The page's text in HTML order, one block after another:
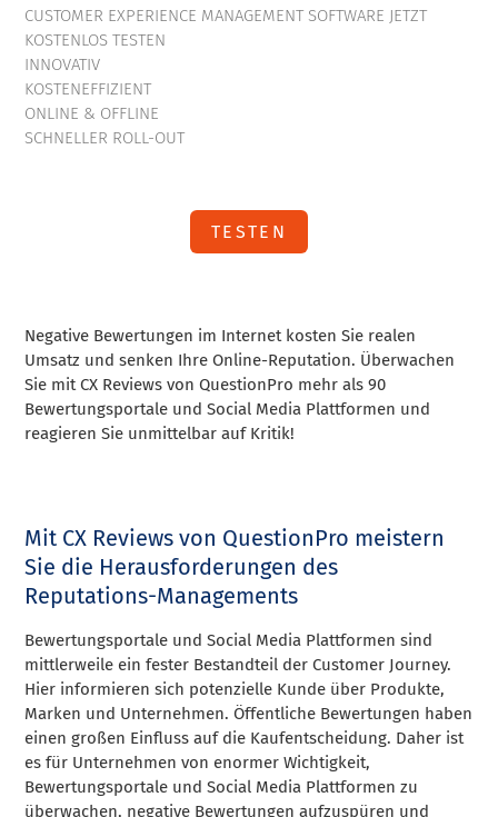
CUSTOMER EXPERIENCE MANAGEMENT SOFTWARE JETZT
KOSTENLOS TESTEN
INNOVATIV
KOSTENEFFIZIENT
ONLINE & OFFLINE
SCHNELLER ROLL-OUT
TESTEN
Negative Bewertungen im Internet kosten Sie realen
Umsatz und senken Ihre Online-Reputation. Überwachen
Sie mit CX Reviews von QuestionPro mehr als 90
Bewertungsportale und Social Media Plattformen und
reagieren Sie unmittelbar auf Kritik!
Mit CX Reviews von QuestionPro meistern
Sie die Herausforderungen des
Reputations-Managements
Bewertungsportale und Social Media Plattformen sind
mittlerweile ein fester Bestandteil der Customer Journey.
Hier informieren sich potenzielle Kunde über Produkte,
Marken und Unternehmen. Öffentliche Bewertungen haben
einen großen Einfluss auf die Kaufentscheidung. Daher ist
es für Unternehmen von enormer Wichtigkeit,
Bewertungsportale und Social Media Plattformen zu
überwachen, negative Bewertungen aufzuspüren und